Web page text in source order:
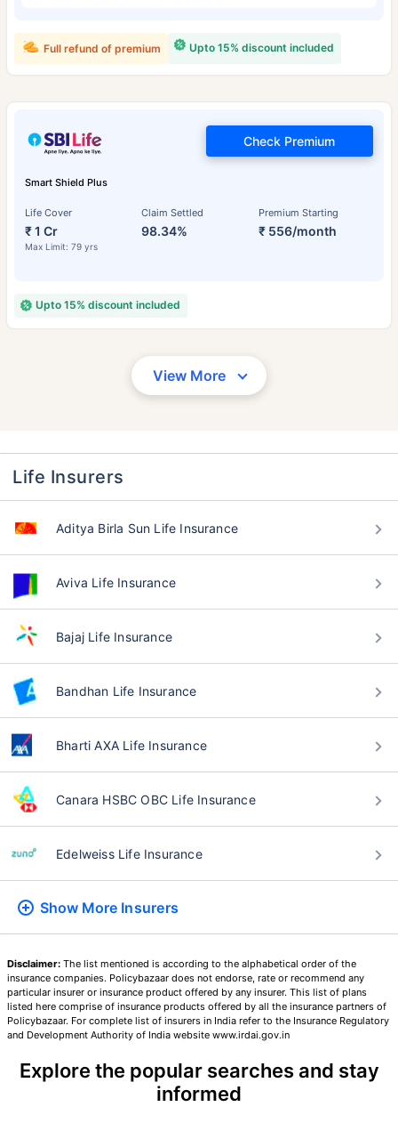
Upto 15% discount included
Full refund of premium
Smart Shield Plus
Life Cover
₹ 1 Cr
Max Limit: 79 yrs
Claim Settled
98.34%
Premium Starting
₹ 556/month
Check Premium
Upto 15% discount included
View More
Life Insurers
Aditya Birla Sun Life Insurance
Aviva Life Insurance
Bajaj Life Insurance
Bandhan Life Insurance
Bharti AXA Life Insurance
Canara HSBC OBC Life Insurance
Edelweiss Life Insurance
Show More Insurers
Disclaimer: The list mentioned is according to the alphabetical order of the
insurance companies. Policybazaar does not endorse, rate or recommend any
particular insurer or insurance product offered by any insurer. This list of plans
listed here comprise of insurance products offered by all the insurance partners of
Policybazaar. For complete list of insurers in India refer to the Insurance Regulatory
and Development Authority of India website www.irdai.gov.in
Explore the popular searches and stay
informed
वय टर्म विमा प्रीमियमवर कसा
परिणाम करते
24 वर्षे
₹ 434/महिना*
34 वर्षे
₹ 630/महिना*
₹ 1,376/महिना*
तुमच्या कुटुंबाची सुरक्षा फक्त एक पाऊल दूर आह